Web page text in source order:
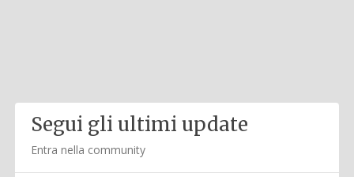
Segui gli ultimi update
Entra nella community